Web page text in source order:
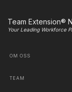
Team Extension®
Your Leading Workforce
OM OSS
TEAM